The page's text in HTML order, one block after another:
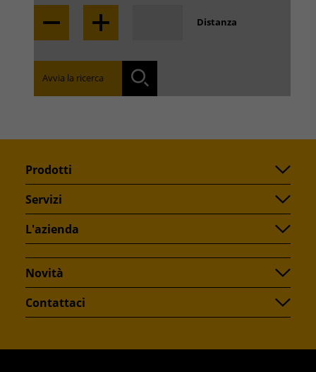
Distanza
Avvia la ricerca
Prodotti
Servizi
L'azienda
Novità
Contattaci